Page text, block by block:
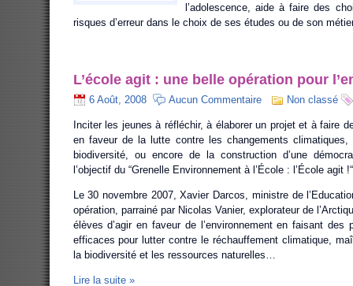
l’adolescence, aide à faire des
risques d’erreur dans le choix de ses études ou de son
L’école agit : une belle opération pour
6 Août, 2008 Aucun Commentaire Non classé
Inciter les jeunes à réfléchir, à élaborer un projet et à faire
en faveur de la lutte contre les changements
biodiversité, ou encore de la construction d’une
l’objectif du “Grenelle Environnement à l’École : l’École agit
Le 30 novembre 2007, Xavier Darcos, ministre de
opération, parrainé par Nicolas Vanier, explorateur de
élèves d’agir en faveur de l’environnement en faisant des
efficaces pour lutter contre le réchauffement climatique,
la biodiversité et les ressources naturelles…
Lire la suite »